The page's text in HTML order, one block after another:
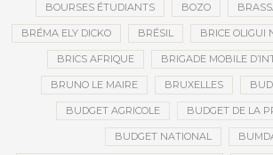
BOURSES ÉTUDIANTS BOZO
BRÉMA ELY DICKO BRÉSIL BRICE OLIGUI
BRICS AFRIQUE BRIGADE MOBILE
BRUNO LE MAIRE BRUXELLES
BUDGET AGRICOLE BUDGET DE LA
BUDGET NATIONAL